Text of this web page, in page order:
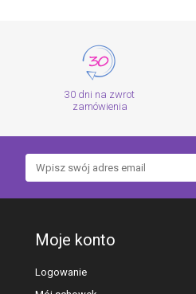
30 dni na zwrot
zamówienia
Moje konto
Logowanie